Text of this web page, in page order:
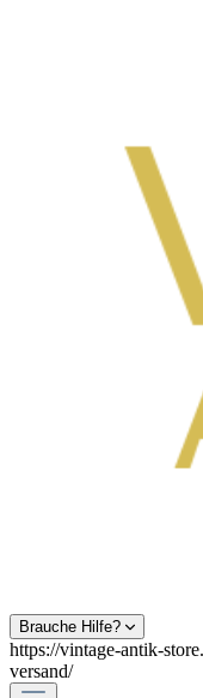
Brauche Hilfe?
https://vintage-antik-
versand/